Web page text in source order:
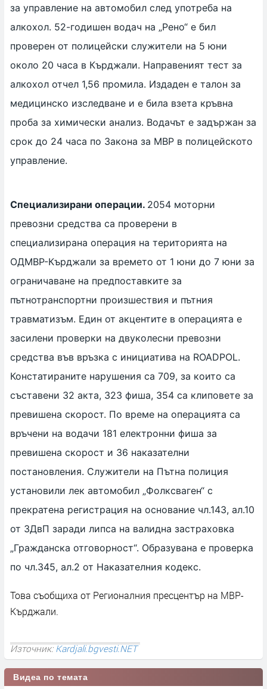
за управление на автомобил след употреба на
алкохол. 52-годишен водач на „Рено“ е бил
проверен от полицейски служители на 5 юни
около 20 часа в Кърджали. Направеният тест за
алкохол отчел 1,56 промила. Издаден е талон за
медицинско изследване и е била взета кръвна
проба за химически анализ. Водачът е задържан за
срок до 24 часа по Закона за МВР в полицейското
управление.
Специализирани операции. 2054 моторни
превозни средства са проверени в
специализирана операция на територията на
ОДМВР-Кърджали за времето от 1 юни до 7 юни за
ограничаване на предпоставките за
пътнотранспортни произшествия и пътния
травматизъм. Един от акцентите в операцията е
засилени проверки на двуколесни превозни
средства във връзка с инициатива на ROADPOL.
Констатираните нарушения са 709, за които са
съставени 32 акта, 323 фиша, 354 са клиповете за
превишена скорост. По време на операцията са
връчени на водачи 181 електронни фиша за
превишена скорост и 36 наказателни
постановления. Служители на Пътна полиция
установили лек автомобил „Фолксваген“ с
прекратена регистрация на основание чл.143, ал.10
от ЗДвП заради липса на валидна застраховка
„Гражданска отговорност“. Образувана е проверка
по чл.345, ал.2 от Наказателния кодекс.
Това съобщиха от Регионалния пресцентър на МВР-
Кърджали.
Източник:Kardjali.bgvesti.NET
Видеа по темата